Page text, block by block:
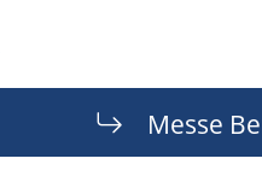
Messe